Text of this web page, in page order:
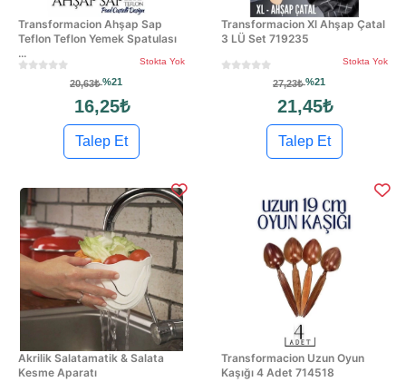
Transformacion Ahşap Sap
Teflon Teflon Yemek Spatulası
...
Stokta Yok
20,63₺%21
16,25₺
Talep Et
Transformacion Xl Ahşap Çatal
3 LÜ Set 719235
Stokta Yok
27,23₺%21
21,45₺
Talep Et
Akrilik Salatamatik & Salata
Kesme Aparatı
Transformacion Uzun Oyun
Kaşığı 4 Adet 714518